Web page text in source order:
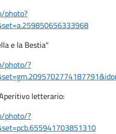
photo?
e la Bestia"
photo/?
letterario:
photo/?